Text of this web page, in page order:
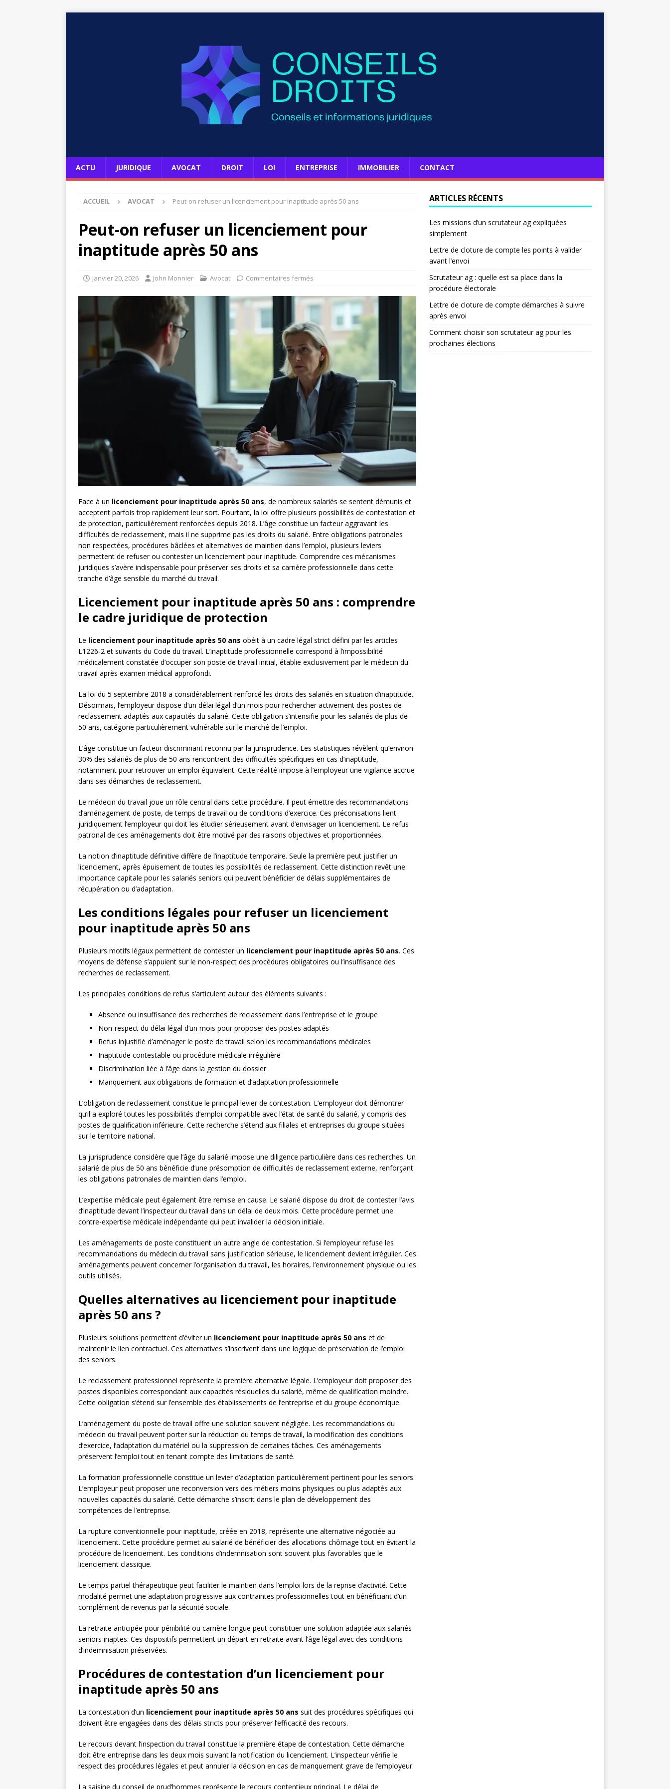
ACTU JURIDIQUE AVOCAT DROIT LOI ENTREPRISE IMMOBILIER CONTACT
ACCUEIL AVOCAT Peut-on refuser un licenciement pour inaptitude après 50 ans
Peut-on refuser un licenciement pour
inaptitude après 50 ans
janvier 20, 2026 John Monnier Avocat Commentaires fermés
Face à un licenciement pour inaptitude après 50 ans, de nombreux salariés se sentent démunis et
acceptent parfois trop rapidement leur sort. Pourtant, la loi offre plusieurs possibilités de contestation et
de protection, particulièrement renforcées depuis 2018. L’âge constitue un facteur aggravant les
difficultés de reclassement, mais il ne supprime pas les droits du salarié. Entre obligations patronales
non respectées, procédures bâclées et alternatives de maintien dans l’emploi, plusieurs leviers
permettent de refuser ou contester un licenciement pour inaptitude. Comprendre ces mécanismes
juridiques s’avère indispensable pour préserver ses droits et sa carrière professionnelle dans cette
tranche d’âge sensible du marché du travail.
Licenciement pour inaptitude après 50 ans : comprendre
le cadre juridique de protection
Le licenciement pour inaptitude après 50 ans obéit à un cadre légal strict défini par les articles
L1226-2 et suivants du Code du travail. L’inaptitude professionnelle correspond à l’impossibilité
médicalement constatée d’occuper son poste de travail initial, établie exclusivement par le médecin du
travail après examen médical approfondi.
La loi du 5 septembre 2018 a considérablement renforcé les droits des salariés en situation d’inaptitude.
Désormais, l’employeur dispose d’un délai légal d’un mois pour rechercher activement des postes de
reclassement adaptés aux capacités du salarié. Cette obligation s’intensifie pour les salariés de plus de
50 ans, catégorie particulièrement vulnérable sur le marché de l’emploi.
L’âge constitue un facteur discriminant reconnu par la jurisprudence. Les statistiques révèlent qu’environ
30% des salariés de plus de 50 ans rencontrent des difficultés spécifiques en cas d’inaptitude,
notamment pour retrouver un emploi équivalent. Cette réalité impose à l’employeur une vigilance accrue
dans ses démarches de reclassement.
Le médecin du travail joue un rôle central dans cette procédure. Il peut émettre des recommandations
d’aménagement de poste, de temps de travail ou de conditions d’exercice. Ces préconisations lient
juridiquement l’employeur qui doit les étudier sérieusement avant d’envisager un licenciement. Le refus
patronal de ces aménagements doit être motivé par des raisons objectives et proportionnées.
La notion d’inaptitude définitive diffère de l’inaptitude temporaire. Seule la première peut justifier un
licenciement, après épuisement de toutes les possibilités de reclassement. Cette distinction revêt une
importance capitale pour les salariés seniors qui peuvent bénéficier de délais supplémentaires de
récupération ou d’adaptation.
Les conditions légales pour refuser un licenciement
pour inaptitude après 50 ans
Plusieurs motifs légaux permettent de contester un licenciement pour inaptitude après 50 ans. Ces
moyens de défense s’appuient sur le non-respect des procédures obligatoires ou l’insuffisance des
recherches de reclassement.
Les principales conditions de refus s’articulent autour des éléments suivants :
Absence ou insuffisance des recherches de reclassement dans l’entreprise et le groupe
Non-respect du délai légal d’un mois pour proposer des postes adaptés
Refus injustifié d’aménager le poste de travail selon les recommandations médicales
Inaptitude contestable ou procédure médicale irrégulière
Discrimination liée à l’âge dans la gestion du dossier
Manquement aux obligations de formation et d’adaptation professionnelle
L’obligation de reclassement constitue le principal levier de contestation. L’employeur doit démontrer
qu’il a exploré toutes les possibilités d’emploi compatible avec l’état de santé du salarié, y compris des
postes de qualification inférieure. Cette recherche s’étend aux filiales et entreprises du groupe situées
sur le territoire national.
La jurisprudence considère que l’âge du salarié impose une diligence particulière dans ces recherches. Un
salarié de plus de 50 ans bénéficie d’une présomption de difficultés de reclassement externe, renforçant
les obligations patronales de maintien dans l’emploi.
L’expertise médicale peut également être remise en cause. Le salarié dispose du droit de contester l’avis
d’inaptitude devant l’inspecteur du travail dans un délai de deux mois. Cette procédure permet une
contre-expertise médicale indépendante qui peut invalider la décision initiale.
Les aménagements de poste constituent un autre angle de contestation. Si l’employeur refuse les
recommandations du médecin du travail sans justification sérieuse, le licenciement devient irrégulier. Ces
aménagements peuvent concerner l’organisation du travail, les horaires, l’environnement physique ou les
outils utilisés.
Quelles alternatives au licenciement pour inaptitude
après 50 ans ?
Plusieurs solutions permettent d’éviter un licenciement pour inaptitude après 50 ans et de
maintenir le lien contractuel. Ces alternatives s’inscrivent dans une logique de préservation de l’emploi
des seniors.
Le reclassement professionnel représente la première alternative légale. L’employeur doit proposer des
postes disponibles correspondant aux capacités résiduelles du salarié, même de qualification moindre.
Cette obligation s’étend sur l’ensemble des établissements de l’entreprise et du groupe économique.
L’aménagement du poste de travail offre une solution souvent négligée. Les recommandations du
médecin du travail peuvent porter sur la réduction du temps de travail, la modification des conditions
d’exercice, l’adaptation du matériel ou la suppression de certaines tâches. Ces aménagements
préservent l’emploi tout en tenant compte des limitations de santé.
La formation professionnelle constitue un levier d’adaptation particulièrement pertinent pour les seniors.
L’employeur peut proposer une reconversion vers des métiers moins physiques ou plus adaptés aux
nouvelles capacités du salarié. Cette démarche s’inscrit dans le plan de développement des
compétences de l’entreprise.
La rupture conventionnelle pour inaptitude, créée en 2018, représente une alternative négociée au
licenciement. Cette procédure permet au salarié de bénéficier des allocations chômage tout en évitant la
procédure de licenciement. Les conditions d’indemnisation sont souvent plus favorables que le
licenciement classique.
Le temps partiel thérapeutique peut faciliter le maintien dans l’emploi lors de la reprise d’activité. Cette
modalité permet une adaptation progressive aux contraintes professionnelles tout en bénéficiant d’un
complément de revenus par la sécurité sociale.
La retraite anticipée pour pénibilité ou carrière longue peut constituer une solution adaptée aux salariés
seniors inaptes. Ces dispositifs permettent un départ en retraite avant l’âge légal avec des conditions
d’indemnisation préservées.
Procédures de contestation d’un licenciement pour
inaptitude après 50 ans
La contestation d’un licenciement pour inaptitude après 50 ans suit des procédures spécifiques qui
doivent être engagées dans des délais stricts pour préserver l’efficacité des recours.
Le recours devant l’inspection du travail constitue la première étape de contestation. Cette démarche
doit être entreprise dans les deux mois suivant la notification du licenciement. L’inspecteur vérifie le
respect des procédures légales et peut annuler la décision en cas de manquement grave de l’employeur.
La saisine du conseil de prud’hommes représente le recours contentieux principal. Le délai de
ARTICLES RÉCENTS
Les missions d’un scrutateur ag expliquées
simplement
Lettre de cloture de compte les points à valider
avant l’envoi
Scrutateur ag : quelle est sa place dans la
procédure électorale
Lettre de cloture de compte démarches à suivre
après envoi
Comment choisir son scrutateur ag pour les
prochaines élections